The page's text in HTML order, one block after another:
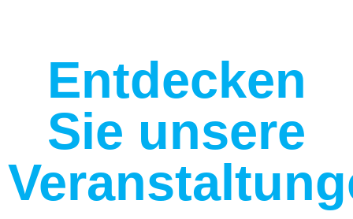
Entdecken
Sie unsere